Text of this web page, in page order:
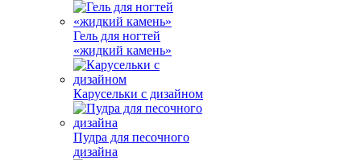
Гель для ногтей
«жидкий камень»
Карусельки с дизайном
Пудра для песочного
дизайна